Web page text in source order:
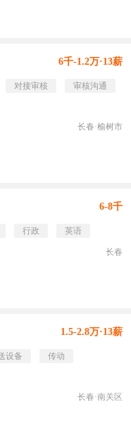
6千-1.2万·13薪
对接审核
审核沟通
长春·榆树市
6-8千
行政 英语
长春
1.5-2.8万·13薪
设备
传动
长春·南关区